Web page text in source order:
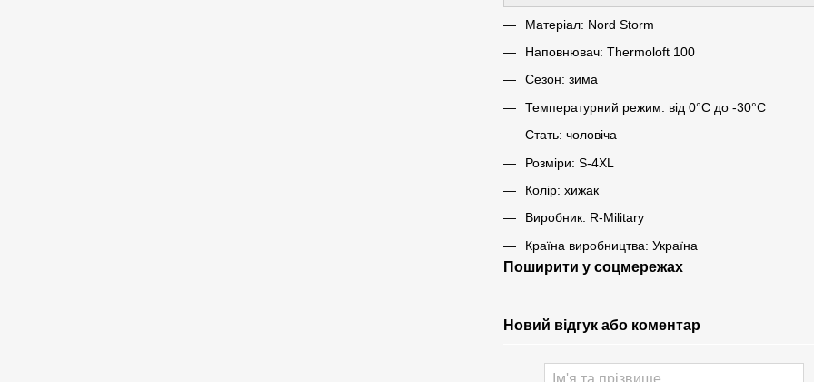
Матеріал: Nord Storm
Наповнювач: Thermoloft 100
Сезон: зима
Температурний режим: від 0°С до -30°С
Стать: чоловіча
Розміри: S-4XL
Колір: хижак
Виробник: R-Military
Країна виробництва: Україна
Поширити у соцмережах
Новий відгук або коментар